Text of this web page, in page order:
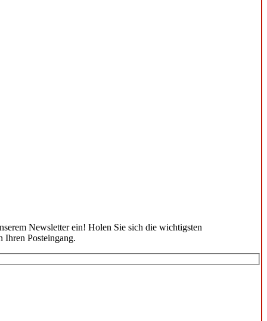
Newsletter ein! Holen Sie sich die wichtigsten
Ihren Posteingang.